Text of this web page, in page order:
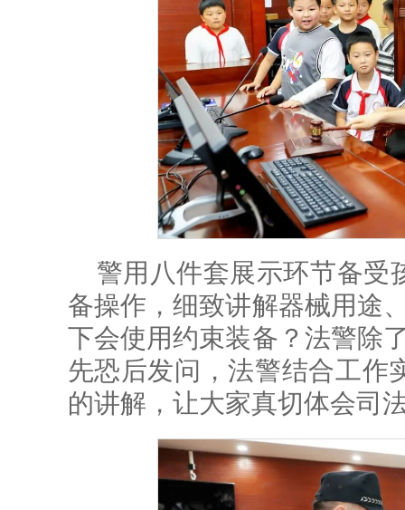
警用八件套展示环节备受
备操作，细致讲解器械用途
下会使用约束装备？法警除
先恐后发问，法警结合工作
的讲解，让大家真切体会司